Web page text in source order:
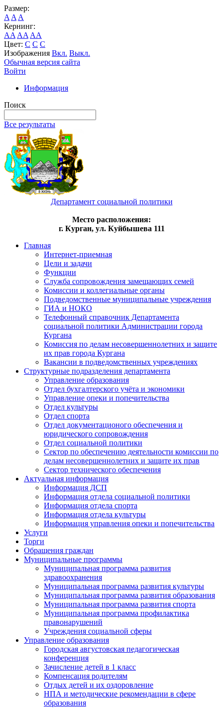
Размер:
A A A
Кернинг:
AA AA AA
Цвет: C C C
Изображения Вкл. Выкл.
Обычная версия сайта
Войти
Информация
Поиск
Все результаты
Департамент социальной политики
Место расположения:
г. Курган, ул. Куйбышева 111
Главная
Интернет-приемная
Цели и задачи
Функции
Служба сопровождения замещающих семей
Комиссии и коллегиальные органы
Подведомственные муниципальные учреждения
ГИА и НОКО
Телефонный справочник Департамента
социальной политики Администрации города
Кургана
Комиссия по делам несовершеннолетних и защите
их прав города Кургана
Вакансии в подведомственных учреждениях
Структурные подразделения департамента
Управление образования
Отдел бухгалтерского учёта и экономики
Управление опеки и попечительства
Отдел культуры
Отдел спорта
Отдел документационого обеспечения и
юридического сопровождения
Отдел социальной политики
Сектор по обеспечению деятельности комиссии по
делам несовершеннолетних и защите их прав
Сектор технического обеспечения
Актуальная информация
Информация ДСП
Информация отдела социальной политики
Информация отдела спорта
Информация отдела культуры
Информация управления опеки и попечительства
Услуги
Торги
Обращения граждан
Муниципальные программы
Муниципальная программа развития
здравоохранения
Муниципальная программа развития культуры
Муниципальная программа развития образования
Муниципальная программа развития спорта
Муниципальная программа профилактика
правонарушений
Учреждения социальной сферы
Управление образования
Городская августовская педагогическая
конференция
Зачисление детей в 1 класс
Компенсация родителям
Отдых детей и их оздоровление
НПА и методические рекомендации в сфере
образования